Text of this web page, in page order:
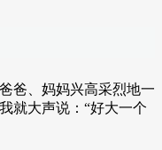
、妈妈兴高采烈地一
就大声说：“好大一个